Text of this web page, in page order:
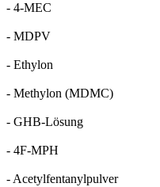
- 4-MEC
- MDPV
- Ethylon
- Methylon (MDMC)
- GHB-Lösung
- 4F-MPH
- Acetylfentanylpulver